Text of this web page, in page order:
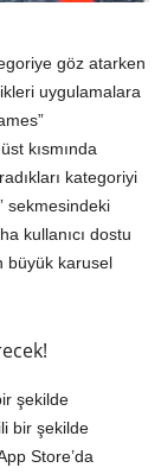
göz atarken
uygulamalara
kısmında
kategoriyi
sekmesindeki
kullanıcı dostu
büyük karusel
şekilde
bir şekilde
Store’da